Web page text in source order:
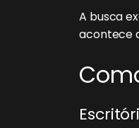
A busca
acontece